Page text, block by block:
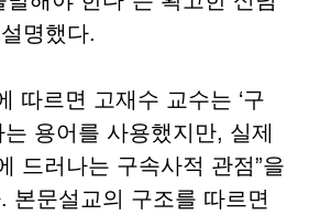
명했다.
따르면 고재수 교수는 ‘구
는 용어를 사용했지만, 실제
드러나는 구속사적 관점”을
본문설교의 구조를 따르면